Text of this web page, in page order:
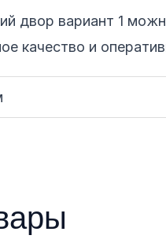
двор вариант 1
качество и